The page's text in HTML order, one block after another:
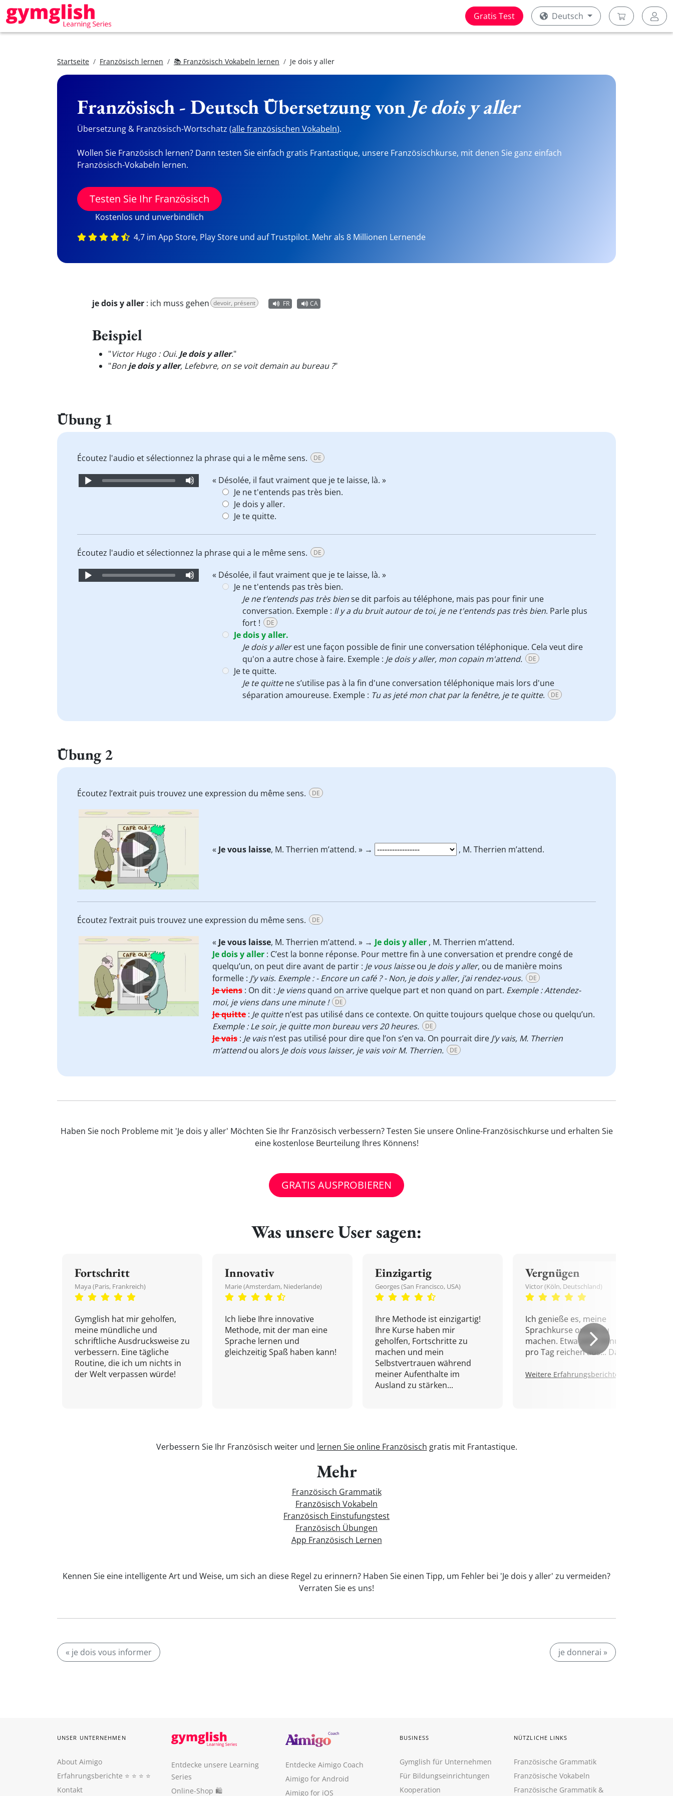
Gratis Test Deutsch
Startseite Französisch lernen 📚 Französisch Vokabeln lernen Je dois y aller
Französisch - Deutsch Übersetzung von Je dois y aller
Übersetzung & Französisch-Wortschatz (alle französischen Vokabeln).
Wollen Sie Französisch lernen? Dann testen Sie einfach gratis Frantastique, unsere Französischkurse, mit denen Sie ganz einfach
Französisch-Vokabeln lernen.
Testen Sie Ihr Französisch
Kostenlos und unverbindlich
4,7 im App Store, Play Store und auf Trustpilot. Mehr als 8 Millionen Lernende
je dois y aller : ich muss gehen devoir, présent FR CA
Beispiel
"Victor Hugo : Oui. Je dois y aller."
"Bon je dois y aller, Lefebvre, on se voit demain au bureau ?"
Übung 1
Écoutez l'audio et sélectionnez la phrase qui a le même sens. DE
Audio
« Désolée, il faut vraiment que je te laisse, là. »
Je ne t'entends pas très bien.
Je dois y aller.
Je te quitte.
Écoutez l'audio et sélectionnez la phrase qui a le même sens. DE
Audio
« Désolée, il faut vraiment que je te laisse, là. »
Je ne t'entends pas très bien.
Je ne t’entends pas très biense dit parfois au téléphone, mais pas pour finir une
conversation. Exemple : Il y a du bruit autour de toi, je ne t'entends pas très bien. Parle plus
fort !
DE
Je dois y aller.
Je dois y allerest une façon possible de finir une conversation téléphonique. Cela veut dire
qu'on a autre chose à faire. Exemple : Je dois y aller, mon copain m'attend. DE
Je te quitte.
Je te quittene s’utilise pas à la fin d'une conversation téléphonique mais lors d'une
séparation amoureuse. Exemple : Tu as jeté mon chat par la fenêtre, je te quitte. DE
Übung 2
Écoutez l’extrait puis trouvez une expression du même sens. DE
Video
« Je vous laisse, M. Therrien m’attend. » → , M. Therrien m’attend.
Écoutez l’extrait puis trouvez une expression du même sens. DE
Video
« Je vous laisse, M. Therrien m’attend. » → Je dois y aller , M. Therrien m’attend.
Je dois y aller : C’est la bonne réponse. Pour mettre fin à une conversation et prendre congé de
quelqu’un, on peut dire avant de partir : Je vous laisseou Je dois y aller, ou de manière moins
formelle : J’y vais. Exemple : - Encore un café ? - Non, je dois y aller, j’ai rendez-vous. DE
Je viens : On dit : Je viensquand on arrive quelque part et non quand on part. Exemple : Attendez-
moi, je viens dans une minute !
DE
Je quitte : Je quitten’est pas utilisé dans ce contexte. On quitte toujours quelque chose ou quelqu’un.
Exemple : Le soir, je quitte mon bureau vers 20 heures.
DE
Je vais : Je vaisn’est pas utilisé pour dire que l’on s’en va. On pourrait dire J’y vais, M. Therrien
m’attendou alors Je dois vous laisser, je vais voir M. Therrien. DE
Haben Sie noch Probleme mit 'Je dois y aller' Möchten Sie Ihr Französisch verbessern? Testen Sie unsere Online-Französischkurse und erhalten Sie
eine kostenlose Beurteilung Ihres Könnens!
GRATIS AUSPROBIEREN
Was unsere User sagen:
Fortschritt
Maya (Paris, Frankreich)
Gymglish hat mir geholfen,
meine mündliche und
schriftliche Ausdrucksweise zu
verbessern. Eine tägliche
Routine, die ich um nichts in
der Welt verpassen würde!
Innovativ
Marie (Amsterdam, Niederlande)
Ich liebe Ihre innovative
Methode, mit der man eine
Sprache lernen und
gleichzeitig Spaß haben kann!
Einzigartig
Georges (San Francisco, USA)
Ihre Methode ist einzigartig!
Ihre Kurse haben mir
geholfen, Fortschritte zu
machen und mein
Selbstvertrauen während
meiner Aufenthalte im
Ausland zu stärken...
Vergnügen
Victor (Köln, Deutschland)
Ich genieße es, meine
Sprachkurse online zu
machen. Etwa zehn Minuten
pro Tag reichen aus... Danke!
Weitere Erfahrungsberichte.
Verbessern Sie Ihr Französisch weiter und lernen Sie online Französisch gratis mit Frantastique.
Mehr
Französisch Grammatik
Französisch Vokabeln
Französisch Einstufungstest
Französisch Übungen
App Französisch Lernen
Kennen Sie eine intelligente Art und Weise, um sich an diese Regel zu erinnern? Haben Sie einen Tipp, um Fehler bei 'Je dois y aller' zu vermeiden?
Verraten Sie es uns!
« je dois vous informer je donnerai »
UNSER UNTERNEHMEN
About Aimigo
Erfahrungsberichte ⭐️ ⭐️ ⭐️ ⭐️
Kontakt
Entdecke unsere Learning
Series
Online-Shop 🛍
Entdecke Aimigo Coach
Aimigo for Android
Aimigo for iOS
BUSINESS
Gymglish für Unternehmen
Für Bildungseinrichtungen
Kooperation
NÜTZLICHE LINKS
Französische Grammatik
Französische Vokabeln
Französische Grammatik &